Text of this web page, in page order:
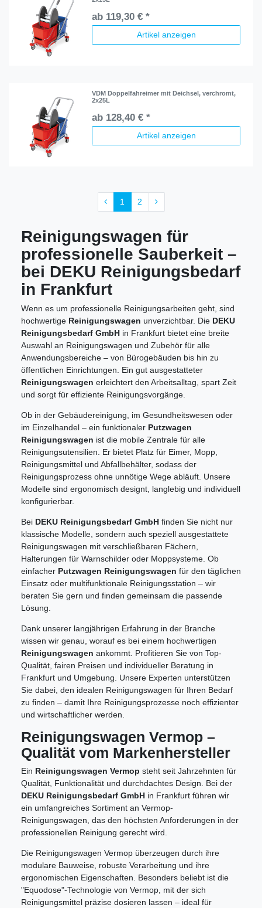
ab 119,30 € *
Artikel anzeigen
VDM Doppelfahreimer mit Deichsel, verchromt,
2x25L
ab 128,40 € *
Artikel anzeigen
1 2
Reinigungswagen für
professionelle Sauberkeit –
bei DEKU Reinigungsbedarf
in Frankfurt
Wenn es um professionelle Reinigungsarbeiten geht, sind
hochwertige Reinigungswagen unverzichtbar. Die DEKU
Reinigungsbedarf GmbH in Frankfurt bietet eine breite
Auswahl an Reinigungswagen und Zubehör für alle
Anwendungsbereiche – von Bürogebäuden bis hin zu
öffentlichen Einrichtungen. Ein gut ausgestatteter
Reinigungswagen erleichtert den Arbeitsalltag, spart Zeit
und sorgt für effiziente Reinigungsvorgänge.
Ob in der Gebäudereinigung, im Gesundheitswesen oder
im Einzelhandel – ein funktionaler Putzwagen
Reinigungswagen ist die mobile Zentrale für alle
Reinigungsutensilien. Er bietet Platz für Eimer, Mopp,
Reinigungsmittel und Abfallbehälter, sodass der
Reinigungsprozess ohne unnötige Wege abläuft. Unsere
Modelle sind ergonomisch designt, langlebig und individuell
konfigurierbar.
Bei DEKU Reinigungsbedarf GmbH finden Sie nicht nur
klassische Modelle, sondern auch speziell ausgestattete
Reinigungswagen mit verschließbaren Fächern,
Halterungen für Warnschilder oder Moppsysteme. Ob
einfacher Putzwagen Reinigungswagen für den täglichen
Einsatz oder multifunktionale Reinigungsstation – wir
beraten Sie gern und finden gemeinsam die passende
Lösung.
Dank unserer langjährigen Erfahrung in der Branche
wissen wir genau, worauf es bei einem hochwertigen
Reinigungswagen ankommt. Profitieren Sie von Top-
Qualität, fairen Preisen und individueller Beratung in
Frankfurt und Umgebung. Unsere Experten unterstützen
Sie dabei, den idealen Reinigungswagen für Ihren Bedarf
zu finden – damit Ihre Reinigungsprozesse noch effizienter
und wirtschaftlicher werden.
Reinigungswagen Vermop –
Qualität vom Markenhersteller
Ein Reinigungswagen Vermop steht seit Jahrzehnten für
Qualität, Funktionalität und durchdachtes Design. Bei der
DEKU Reinigungsbedarf GmbH in Frankfurt führen wir
ein umfangreiches Sortiment an Vermop-
Reinigungswagen, das den höchsten Anforderungen in der
professionellen Reinigung gerecht wird.
Die Reinigungswagen Vermop überzeugen durch ihre
modulare Bauweise, robuste Verarbeitung und ihre
ergonomischen Eigenschaften. Besonders beliebt ist die
"Equodose"-Technologie von Vermop, mit der sich
Reinigungsmittel präzise dosieren lassen – ideal für